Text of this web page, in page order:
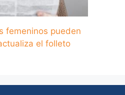
femeninos pueden
el folleto